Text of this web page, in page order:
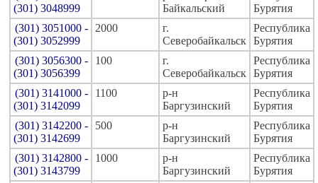
(301) 3048999
Байкальский
Бурятия
(301) 3051000 -
(301) 3052999
2000
г.
Северобайкальск
Республика
Бурятия
(301) 3056300 -
(301) 3056399
100
г.
Северобайкальск
Республика
Бурятия
(301) 3141000 -
(301) 3142099
1100
р-н
Баргузинский
Республика
Бурятия
(301) 3142200 -
(301) 3142699
500
р-н
Баргузинский
Республика
Бурятия
(301) 3142800 -
(301) 3143799
1000
р-н
Баргузинский
Республика
Бурятия